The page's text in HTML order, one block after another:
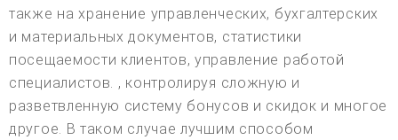
также на хранение управленческих, бухгалтерских
и материальных документов, статистики
посещаемости клиентов, управление работой
специалистов. , контролируя сложную и
разветвленную систему бонусов и скидок и многое
другое. В таком случае лучшим способом